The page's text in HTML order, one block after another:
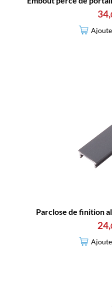
34,
Parclose de finition
24,